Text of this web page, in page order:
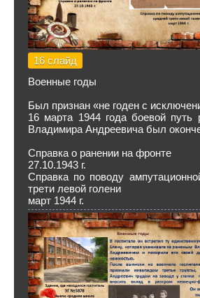
16 слайд
Военные годы
Был признан «не годен с
16 марта 1944 года боевой путь
Владимира Андреевича был
Справка о ранении на фронте
27.10.1943 г.
Справка по поводу
трети левой голени
март 1944 г.